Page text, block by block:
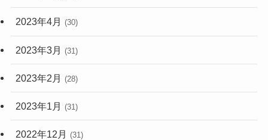
2023年4月 (30)
2023年3月 (31)
2023年2月 (28)
2023年1月 (31)
2022年12月 (31)